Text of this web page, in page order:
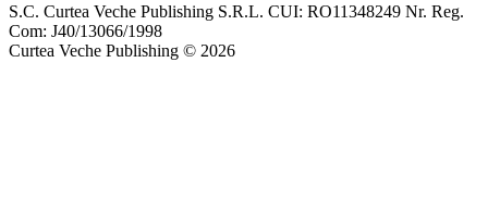
S.C. Curtea Veche Publishing S.R.L. CUI: RO11348249 Nr. Reg.
Com: J40/13066/1998
Curtea Veche Publishing © 2026